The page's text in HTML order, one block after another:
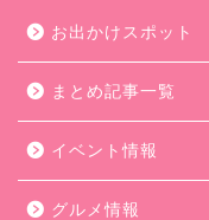
お出かけスポット
まとめ記事一覧
イベント情報
グルメ情報